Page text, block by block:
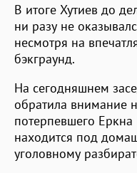
В итоге Хутиев до
ни разу не
несмотря на
бэкграунд.
На сегодняшнем
обратила внимание
потерпевшего
находится под
уголовному